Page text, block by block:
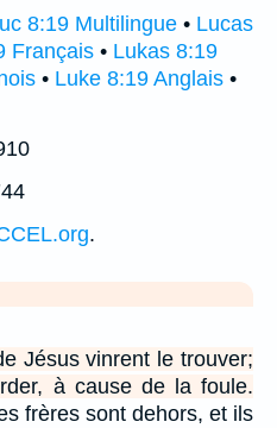
8:19 Multilingue • Lucas
Français • Lukas 8:19
• Luke 8:19 Anglais •
.
Jésus vinrent le trouver;
à cause de la foule.
frères sont dehors, et ils